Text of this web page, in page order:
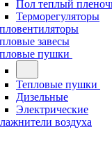
Пол теплый
Терморегуляторы
завесы
пушки
Тепловые пушки
Дизельные
Электрические
воздуха